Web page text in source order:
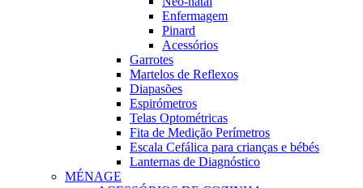
Enfermagem
Pinard
Acessórios
Garrotes
Martelos de Reflexos
Diapasões
Espirómetros
Telas Optométricas
Fita de Medição Perímetros
Escala Cefálica para crianças e bébés
Lanternas de Diagnóstico
MÉNAGE